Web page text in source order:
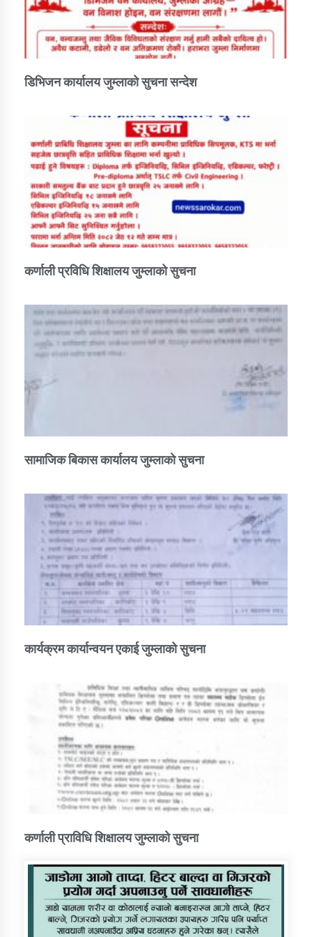
डिभिजन कार्यालय जुम्लाको सुचना सन्देश
कर्णाली प्रविधि शिक्षालय जुम्लाको सुचना
सामाजिक बिकास कार्यालय जुम्लाकाे सुचना
कार्यक्रम कार्यान्वयन एकाई जुम्लाको सुचना
कर्णाली प्राविधि शिक्षालय जुम्लाको सुचना